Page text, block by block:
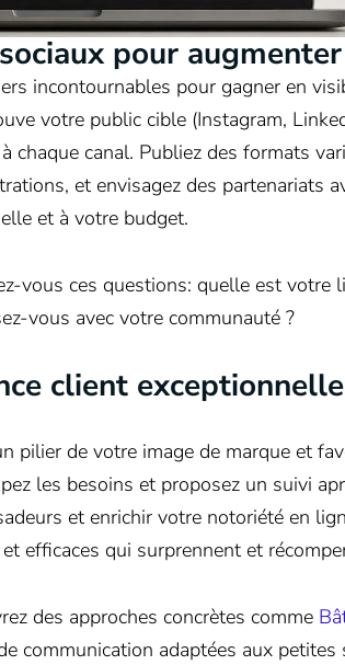
pour
incontournables pour gagner en
votre public cible (Instagram,
chaque canal. Publiez des formats
et envisagez des partenariats
et à votre budget.
vous ces questions: quelle est votre
vous avec votre communauté ?
client
pilier de votre image de marque et
les besoins et proposez un suivi
et enrichir votre notoriété en
efficaces qui surprennent et
des approches concrètes comme
communication adaptées aux